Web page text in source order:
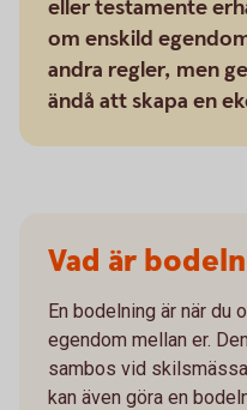
eller testamente
om enskild
andra regler, men
ändå att skapa en
Vad är
En bodelning är när du
egendom mellan er.
sambos vid
kan även göra en